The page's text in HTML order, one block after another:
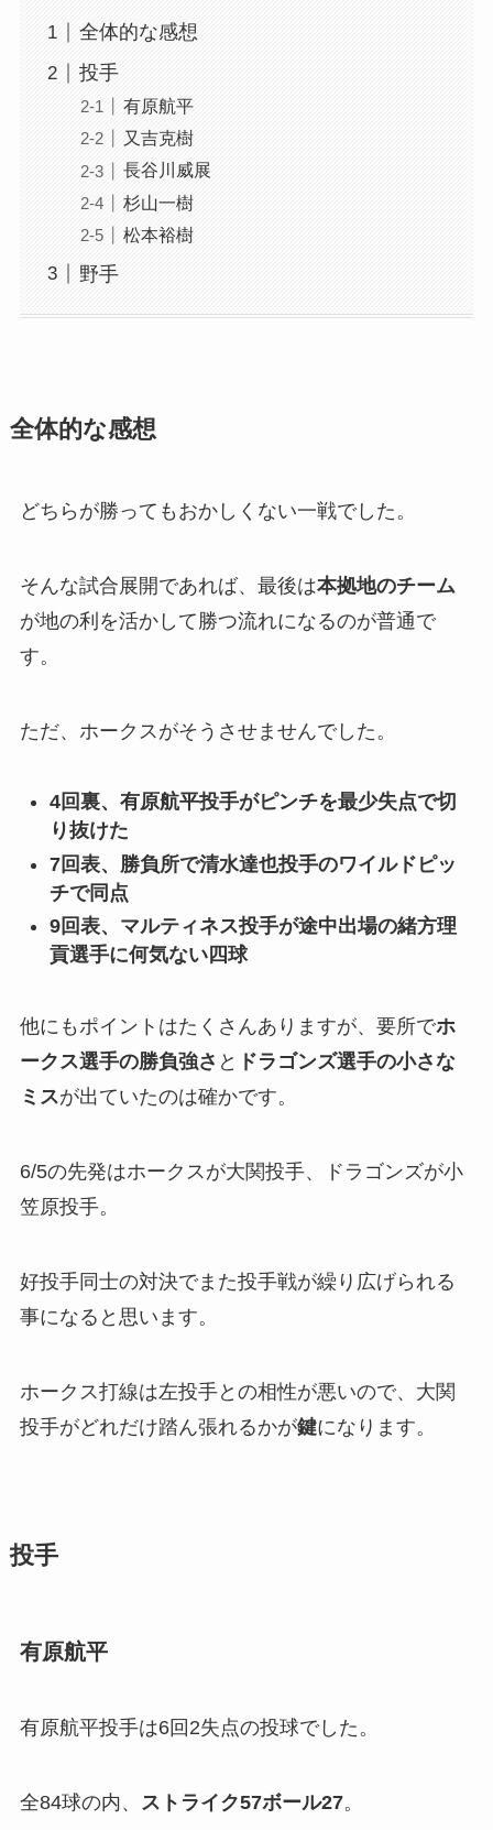
全体的な感想
投手
有原航平
又吉克樹
長谷川威展
杉山一樹
松本裕樹
野手
全体的な感想
どちらが勝ってもおかしくない一戦でした。
そんな試合展開であれば、最後は本拠地のチーム
が地の利を活かして勝つ流れになるのが普通で
す。
ただ、ホークスがそうさせませんでした。
4回裏、有原航平投手がピンチを最少失点で切
り抜けた
7回表、勝負所で清水達也投手のワイルドピッ
チで同点
9回表、マルティネス投手が途中出場の緒方理
貢選手に何気ない四球
他にもポイントはたくさんありますが、要所でホ
ークス選手の勝負強さ と ドラゴンズ選手の小さな
ミスが出ていたのは確かです。
6/5の先発はホークスが大関投手、ドラゴンズが小
笠原投手。
好投手同士の対決でまた投手戦が繰り広げられる
事になると思います。
ホークス打線は左投手との相性が悪いので、大関
投手がどれだけ踏ん張れるかが鍵になります。
投手
有原航平
有原航平投手は6回2失点の投球でした。
全84球の内、 ストライク57ボール27。